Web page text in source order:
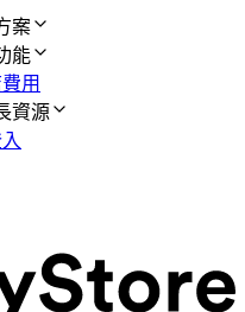
案
能
用
資源